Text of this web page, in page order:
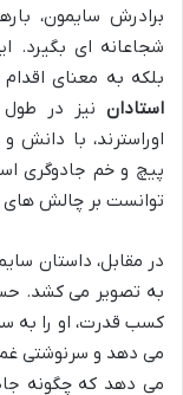
برادرش سایمون،
شجاعانه ای بگیرد.
بلکه به معنای
استادان نیز در
اوراسترند، با دانش
پیچ و خم جادوگری
توانست بر چالش
در مقابل، داستان
به تصویر می کشد.
کسب قدرت، او را به
می دهد و سرنوشتی غم
می دهد که چگونه